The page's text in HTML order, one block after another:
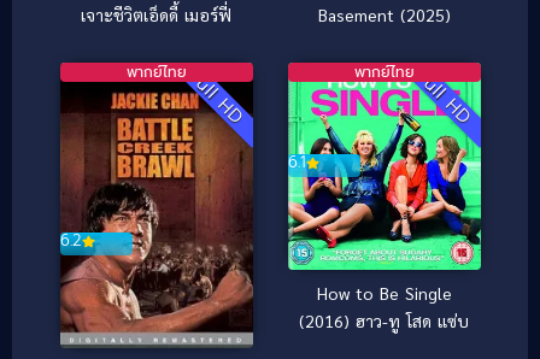
เจาะชีวิตเอ็ดดี้ เมอร์ฟี่
Basement (2025)
Full HD
6.2
พากย์ไทย Full HD
6.1
พากย์ไทย
How to Be Single
(2016) ฮาว-ทู โสด แซ่บ